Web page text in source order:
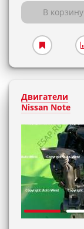
В корзину
Двигатели
Nissan Note